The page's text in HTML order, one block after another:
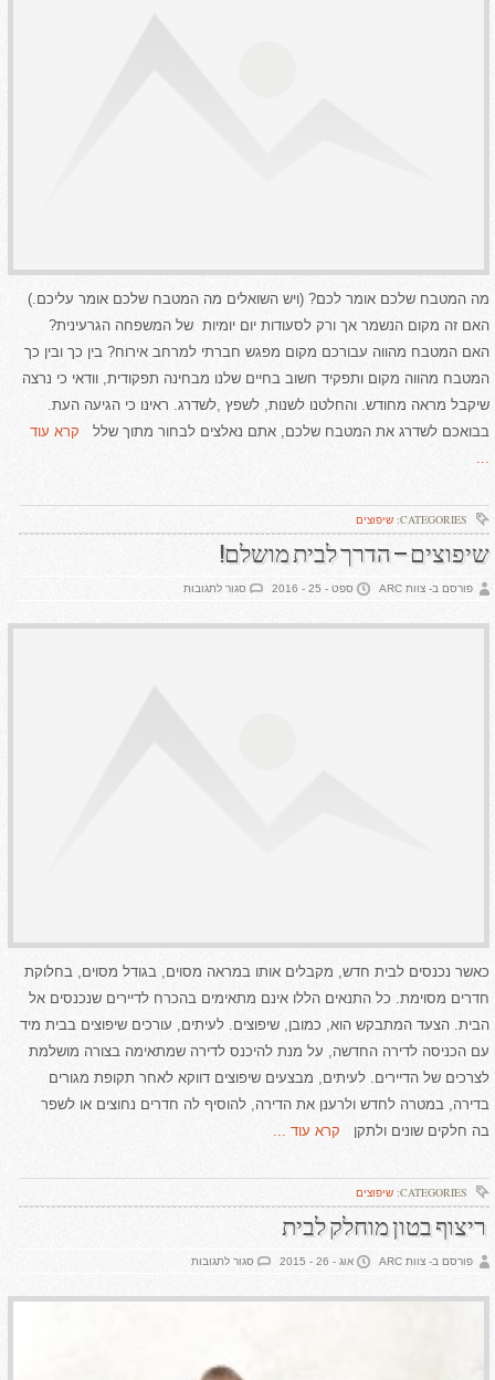
מה המטבח שלכם אומר לכם? (ויש השואלים מה המטבח שלכם אומר עליכם.)
האם זה מקום הנשמר אך ורק לסעודות יום יומיות של המשפחה הגרעינית?
האם המטבח מהווה עבורכם מקום מפגש חברתי למרחב אירוח? בין כך ובין כך
המטבח מהווה מקום ותפקיד חשוב בחיים שלנו מבחינה תפקודית, וודאי כי נרצה
שיקבל מראה מחודש. והחלטנו לשנות, לשפץ ,לשדרג. ראינו כי הגיעה העת.
בבואכם לשדרג את המטבח שלכם, אתם נאלצים לבחור מתוך שלל קרא עוד
...
CATEGORIES: שיפוצים
שיפוצים – הדרך לבית מושלם!
פורסם ב- צוות ARC ספט - 25 - 2016 סגור לתגובותעל
הדרך
כאשר נכנסים לבית חדש, מקבלים אותו במראה מסוים, בגודל מסוים, בחלוקת
חדרים מסוימת. כל התנאים הללו אינם מתאימים בהכרח לדיירים שנכנסים אל
הבית. הצעד המתבקש הוא, כמובן, שיפוצים. לעיתים, עורכים שיפוצים בבית מיד
עם הכניסה לדירה החדשה, על מנת להיכנס לדירה שמתאימה בצורה מושלמת
לצרכים של הדיירים. לעיתים, מבצעים שיפוצים דווקא לאחר תקופת מגורים
בדירה, במטרה לחדש ולרענן את הדירה, להוסיף לה חדרים נחוצים או לשפר
בה חלקים שונים ולתקן קרא עוד ...
CATEGORIES: שיפוצים
ריצוף בטון מוחלק לבית
פורסם ב- צוות ARC אוג - 26 - 2015 סגור לתגובותעל
מוחלק